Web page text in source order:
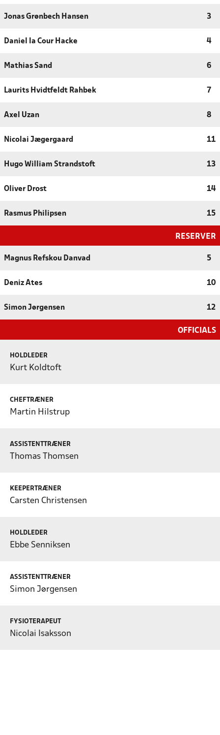
Jonas Grønbech Hansen 3
Daniel la Cour Hacke 4
Mathias Sand 6
Laurits Hvidtfeldt Rahbek 7
Axel Uzan 8
Nicolai Jægergaard 11
Hugo William Strandstoft 13
Oliver Drost 14
Rasmus Philipsen 15
RESERVER
Magnus Refskou Danvad 5
Deniz Ates 10
Simon Jørgensen 12
OFFICIALS
HOLDLEDER
Kurt Koldtoft
CHEFTRÆNER
Martin Hilstrup
ASSISTENTTRÆNER
Thomas Thomsen
KEEPERTRÆNER
Carsten Christensen
HOLDLEDER
Ebbe Senniksen
ASSISTENTTRÆNER
Simon Jørgensen
FYSIOTERAPEUT
Nicolai Isaksson